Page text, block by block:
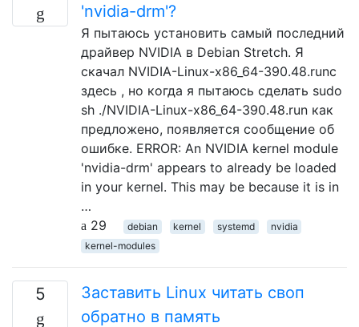
'nvidia-drm'?
Я пытаюсь установить самый последний
драйвер NVIDIA в Debian Stretch. Я
скачал NVIDIA-Linux-x86_64-390.48.runс
здесь , но когда я пытаюсь сделать sudo
sh ./NVIDIA-Linux-x86_64-390.48.run как
предложено, появляется сообщение об
ошибке. ERROR: An NVIDIA kernel module
'nvidia-drm' appears to already be loaded
in your kernel. This may be because it is in
…
29
debian kernel systemd
nvidia
kernel-modules
5
Заставить Linux читать своп
обратно в память